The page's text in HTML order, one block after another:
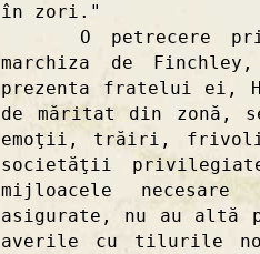
în zori."
O petrecere
marchiza de
prezenta fratelui ei,
de măritat din zonă,
emoţii, trăiri,
societăţii
mijloacele
asigurate, nu au altă
averile cu tilurile